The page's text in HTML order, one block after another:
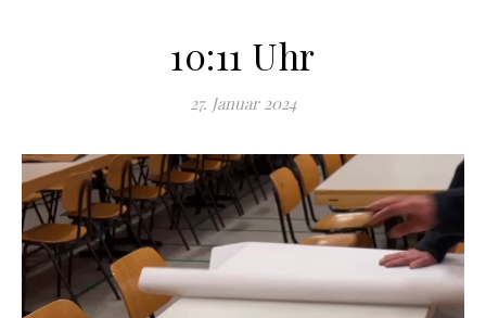
10:11 Uhr
27. Januar 2024